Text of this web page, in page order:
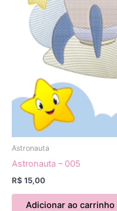
Astronauta
Astronauta – 005
R$ 15,00
Adicionar ao carrinho